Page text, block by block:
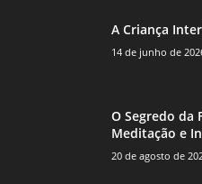
A Criança
14 de junho de
O Segredo da
Meditação e
20 de agosto de